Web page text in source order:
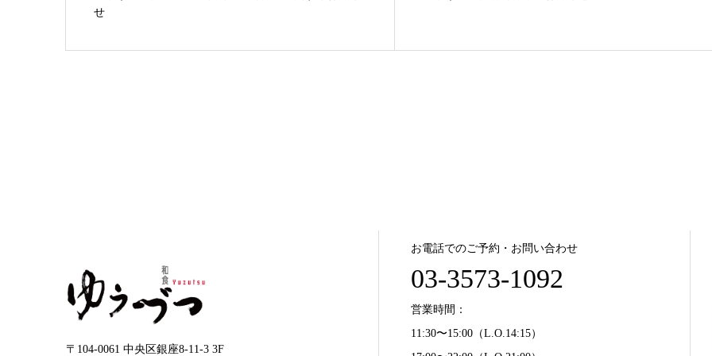
せ
〒104-0061 中央区銀座8-11-3 3F
お電話でのご予約・お問い合わせ
03-3573-1092
営業時間：
11:30〜15:00（L.O.14:15）